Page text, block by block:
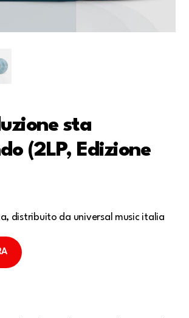
sta
(2LP, Edizione
distribuito da universal music italia